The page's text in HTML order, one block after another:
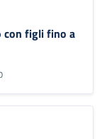
con figli fino a